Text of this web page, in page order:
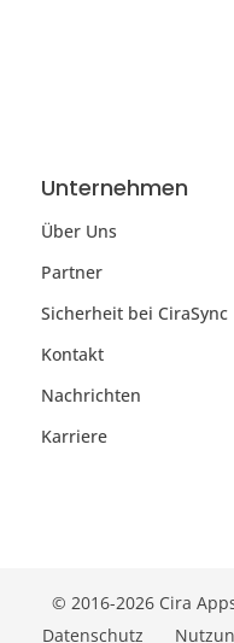
Unternehmen
Über Uns
Partner
Sicherheit bei CiraSync
Kontakt
Nachrichten
Karriere
© 2016-2026 Cira
Datenschutz